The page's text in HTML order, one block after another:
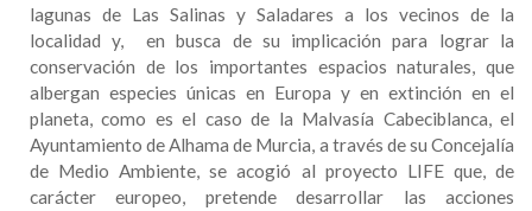
lagunas de Las Salinas y Saladares a los vecinos de la
localidad y, en busca de su implicación para lograr la
conservación de los importantes espacios naturales, que
albergan especies únicas en Europa y en extinción en el
planeta, como es el caso de la Malvasía Cabeciblanca, el
Ayuntamiento de Alhama de Murcia, a través de su Concejalía
de Medio Ambiente, se acogió al proyecto LIFE que, de
carácter europeo, pretende desarrollar las acciones